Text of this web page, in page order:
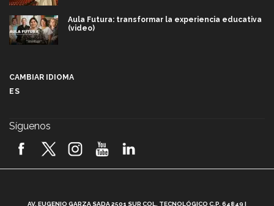
Aula Futura: transformar la experiencia educativa
(video)
2026! (video)
CAMBIAR IDIOMA
ES
Síguenos
AV. EUGENIO GARZA SADA 2501 SUR COL. TECNOLÓGICO C.P. 64849 |